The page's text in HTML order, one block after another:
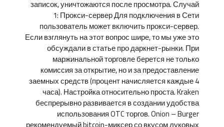
записок, уничтожаются после просмотра. Случай
1: Прокси-сервер Для подключения в Сети
пользователь может включить прокси-сервер.
Если взглянуть на этот вопрос шире, то мы уже это
обсуждали в статье про даркнет-рынки. При
маржинальной торговле берется не только
комиссия за открытие, но и за предоставление
заемных средств (процент начисляется каждые 4
часа). Настройка относительно проста. Kraken
беспрерывно развивается в создании удобства
использования OTC торгов. Onion – Burger